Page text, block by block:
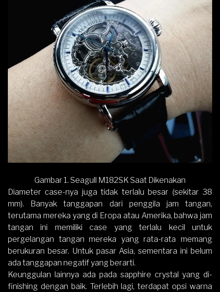
Gambar 1. Seagull M182SK Saat Dikenakan
Diameter case-nya juga tidak terlalu besar (sekitar 38
mm). Banyak tanggapan dari penggila jam tangan,
terutama mereka yang di Eropa atau Amerika, bahwa jam
tangan ini memiliki case yang terlalu kecil untuk
pergelangan tangan mereka yang rata-rata memang
berukuran besar. Untuk pasar Asia, sementara ini belum
ada tanggapan negatif yang berarti.
Keunggulan lainnya ada pada sapphire crystal yang di-
finishing dengan baik. Terlebih lagi, terdapat opsi warna